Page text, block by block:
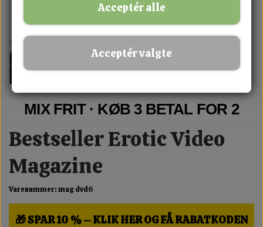
MIX FRIT · KØB 3 BETAL FOR 2
Bestseller Erotic Video
Magazine
Varenummer: mag dvd6
🎁 SPAR 10 % – KLIK HER OG FÅ RABATKODEN
Acceptér alle
Acceptér valgte